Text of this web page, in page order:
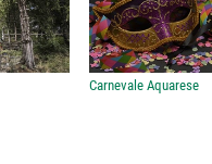
Carnevale Aquarese